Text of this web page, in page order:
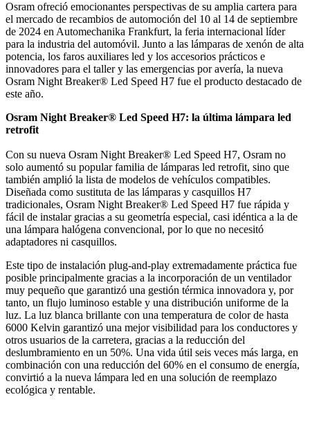
Osram ofreció emocionantes perspectivas de su amplia cartera para
el mercado de recambios de automoción del 10 al 14 de septiembre
de 2024 en Automechanika Frankfurt, la feria internacional líder
para la industria del automóvil. Junto a las lámparas de xenón de alta
potencia, los faros auxiliares led y los accesorios prácticos e
innovadores para el taller y las emergencias por avería, la nueva
Osram Night Breaker® Led Speed H7 fue el producto destacado de
este año.
Osram Night Breaker® Led Speed H7: la última lámpara led
retrofit
Con su nueva Osram Night Breaker® Led Speed H7, Osram no
solo aumentó su popular familia de lámparas led retrofit, sino que
también amplió la lista de modelos de vehículos compatibles.
Diseñada como sustituta de las lámparas y casquillos H7
tradicionales, Osram Night Breaker® Led Speed H7 fue rápida y
fácil de instalar gracias a su geometría especial, casi idéntica a la de
una lámpara halógena convencional, por lo que no necesitó
adaptadores ni casquillos.
Este tipo de instalación plug-and-play extremadamente práctica fue
posible principalmente gracias a la incorporación de un ventilador
muy pequeño que garantizó una gestión térmica innovadora y, por
tanto, un flujo luminoso estable y una distribución uniforme de la
luz. La luz blanca brillante con una temperatura de color de hasta
6000 Kelvin garantizó una mejor visibilidad para los conductores y
otros usuarios de la carretera, gracias a la reducción del
deslumbramiento en un 50%. Una vida útil seis veces más larga, en
combinación con una reducción del 60% en el consumo de energía,
convirtió a la nueva lámpara led en una solución de reemplazo
ecológica y rentable.